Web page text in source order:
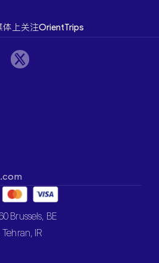
体上关注OrientTrips
Brussels, BE
IR